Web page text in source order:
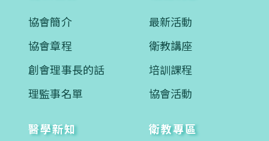
協會簡介
協會章程
創會理事長的話
理監事名單
最新活動
衛教講座
培訓課程
協會活動
醫學新知
衛教專區